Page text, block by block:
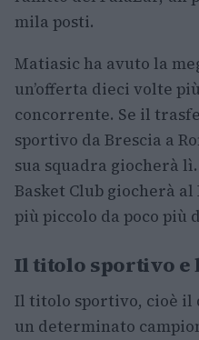
mila posti.
Matiasic ha avuto la
un’offerta dieci volte
concorrente. Se il
sportivo da Brescia a
sua squadra giocherà
Basket Club giocherà
più piccolo da poco più
Il titolo sportivo e
Il titolo sportivo, cioè
un determinato